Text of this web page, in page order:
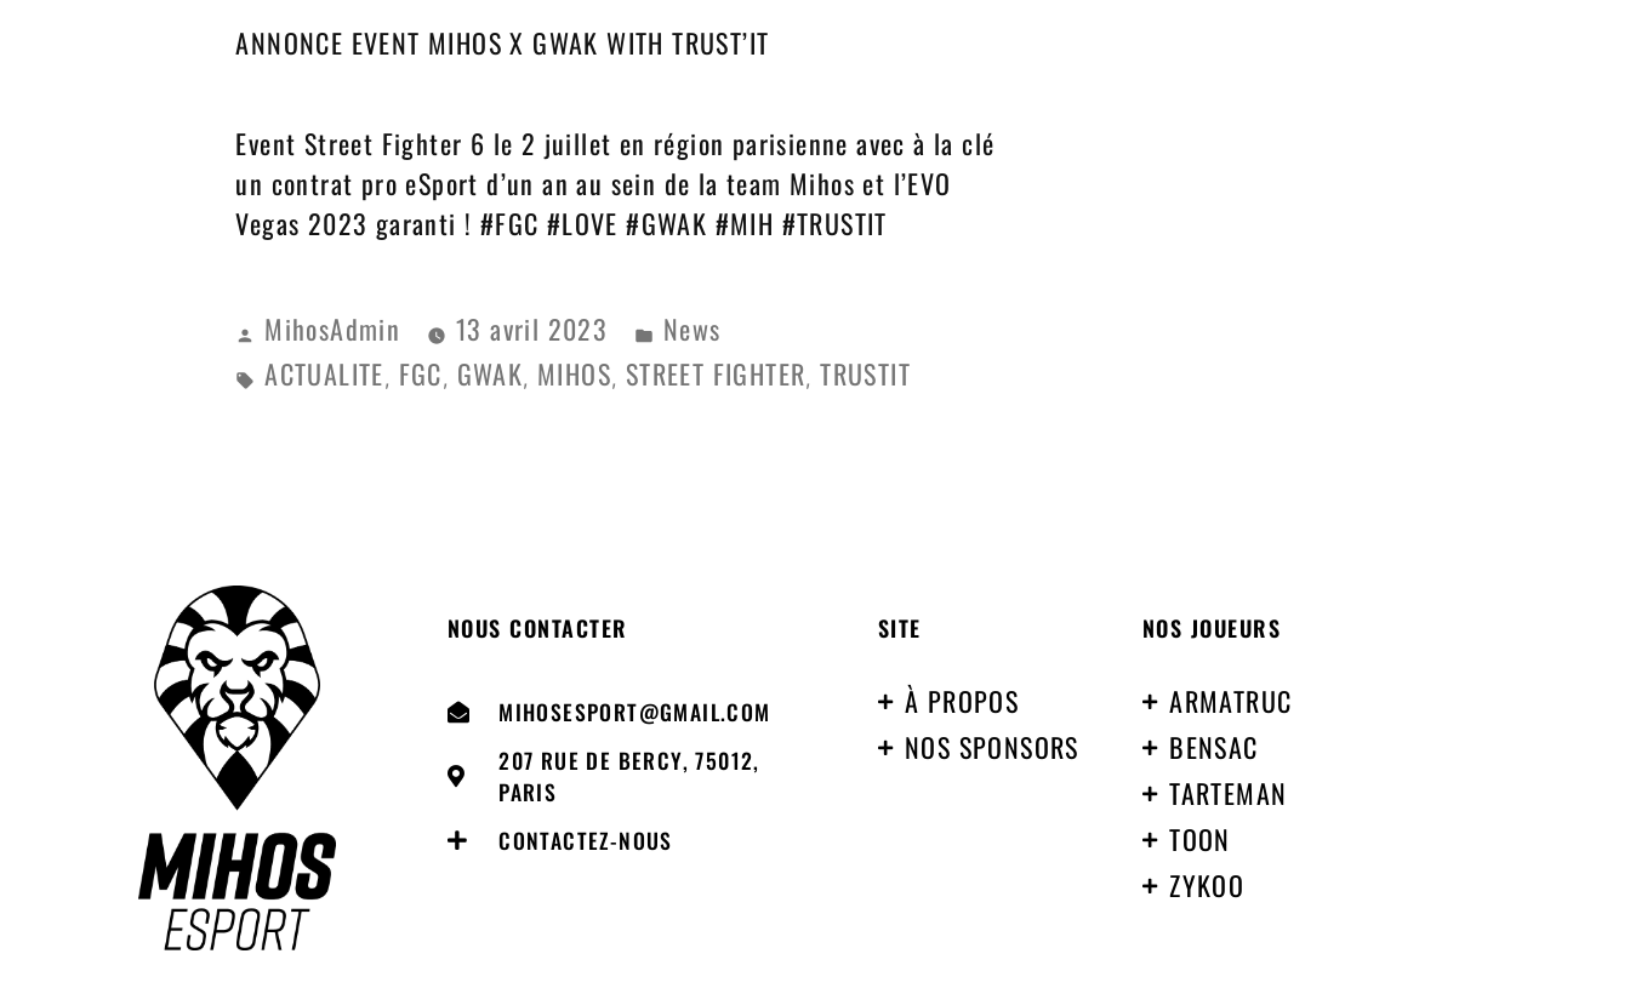
ANNONCE EVENT MIHOS X GWAK WITH TRUST’IT
Event Street Fighter 6 le 2 juillet en région parisienne avec à la clé
un contrat pro eSport d’un an au sein de la team Mihos et l’EVO
Vegas 2023 garanti ! #FGC #LOVE #GWAK #MIH #TRUSTIT
MihosAdmin 13 avril 2023
News
ACTUALITE, FGC, GWAK, MIHOS, STREET FIGHTER, TRUSTIT
NOUS CONTACTER
MIHOSESPORT@GMAIL.COM
207 RUE DE BERCY, 75012,
PARIS
CONTACTEZ-NOUS
SITE
À PROPOS
NOS SPONSORS
NOS JOUEURS
ARMATRUC
BENSAC
TARTEMAN
TOON
ZYKOO